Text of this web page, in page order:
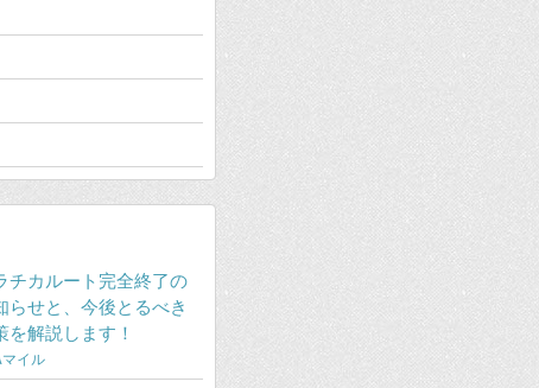
チカルート完全終了の
らせと、今後とるべき
を解説します！
イル